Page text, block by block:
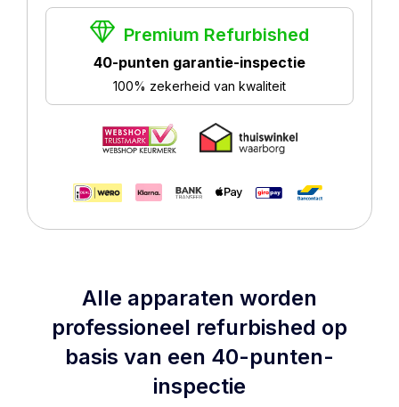
Premium Refurbished
40-punten garantie-inspectie
100% zekerheid van kwaliteit
Alle apparaten worden
professioneel refurbished op
basis van een 40-punten-
inspectie